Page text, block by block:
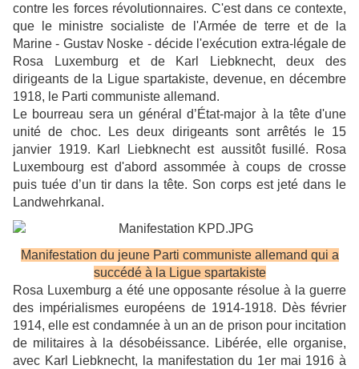
contre les forces révolutionnaires. C'est dans ce contexte,
que le ministre socialiste de l'Armée de terre et de la
Marine - Gustav Noske - décide l'exécution extra-légale de
Rosa Luxemburg et de Karl Liebknecht, deux des
dirigeants de la Ligue spartakiste, devenue, en décembre
1918, le Parti communiste allemand.
Le bourreau sera un général d’État-major à la tête d'une
unité de choc. Les deux dirigeants sont arrêtés le 15
janvier 1919. Karl Liebknecht est aussitôt fusillé. Rosa
Luxembourg est d'abord assommée à coups de crosse
puis tuée d’un tir dans la tête. Son corps est jeté dans le
Landwehrkanal.
Manifestation du jeune Parti communiste allemand qui a
succédé à la Ligue spartakiste
Rosa Luxemburg a été une opposante résolue à la guerre
des impérialismes européens de 1914-1918. Dès février
1914, elle est condamnée à un an de prison pour incitation
de militaires à la désobéissance. Libérée, elle organise,
avec Karl Liebknecht, la manifestation du 1er mai 1916 à